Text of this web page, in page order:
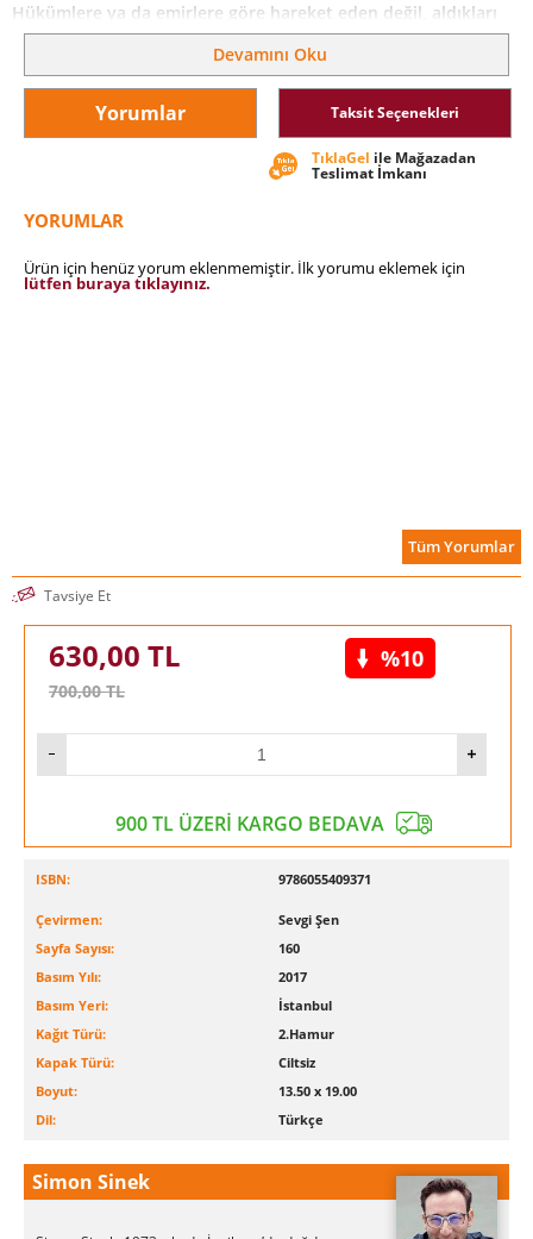
Hükümlere ya da emirlere göre hareket eden değil, aldıkları
ilhamla içlerindeki arzuları motive olan insanlar yaratırlar.
Herşeye bir "Neden" ile başlayın. O işi yapmaktaki amacınızı,
sebebinizi ve inancınızı belirgin kılın.
"Nedeniniz" ile "Neyi", "Nasıl" yaptığınız birbirleriyle tutarlı
olurlarsa, insanlar size güvenirler ve size sadık kalırlar.
Devamını Oku
Yorumlar Taksit Seçenekleri
TıklaGel ile Mağazadan
Teslimat İmkanı
YORUMLAR
Ürün için henüz yorum eklenmemiştir. İlk yorumu eklemek için
lütfen buraya tıklayınız.
Tüm Yorumlar
Tavsiye Et
630,00 TL
700,00TL
%10
900 TL ÜZERİ KARGO BEDAVA
ISBN: 9786055409371
Çevirmen:
Sevgi Şen
Sayfa Sayısı:
160
Basım Yılı:
2017
Basım Yeri:
İstanbul
Kağıt Türü:
2.Hamur
Kapak Türü:
Ciltsiz
Boyut:
13.50 x 19.00
Dil:
Türkçe
Simon Sinek